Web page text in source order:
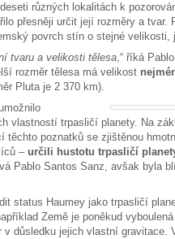
různých lokalitách k
přesněji určit její rozměry a tvar.
povrch stín o stejné velikosti,
tvaru a velikosti tělesa,“ říká
rozměr tělesa má velikost
Pluta je 2 370 km).
vlastností trpasličí planety. Na
těchto poznatků se zjištěnou
– určili hustotu trpasličí
Pablo Santos Sanz, avšak byla
status Haumey jako trpasličí
Země je poněkud
důsledku jejich vlastní gravitace.